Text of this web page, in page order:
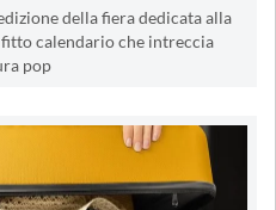
della fiera dedicata alla
calendario che intreccia
pop